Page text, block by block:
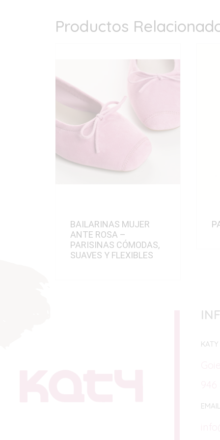
Productos
BAILARINAS MUJER
ANTE ROSA –
PARISINAS CÓMODAS,
SUAVES Y FLEXIBLES